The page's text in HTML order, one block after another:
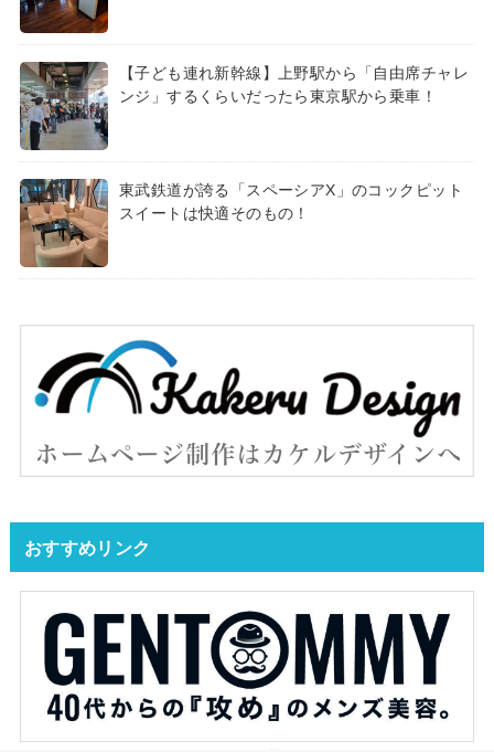
【子ども連れ新幹線】上野駅から「自由席チャレ
ンジ」するくらいだったら東京駅から乗車！
東武鉄道が誇る「スペーシアX」のコックピット
スイートは快適そのもの！
おすすめリンク